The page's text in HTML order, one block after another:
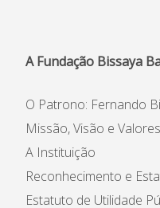
A Fundação Bissaya
O Patrono: Fernando
Missão, Visão e Valores
A Instituição
Reconhecimento e
Estatuto de Utilidade